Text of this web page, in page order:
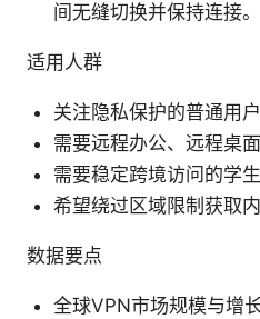
间无缝切换并保持连接。
适用人群
关注隐私保护的普通用户
需要远程办公、远程桌
需要稳定跨境访问的学
希望绕过区域限制获取
数据要点
全球VPN市场规模与增